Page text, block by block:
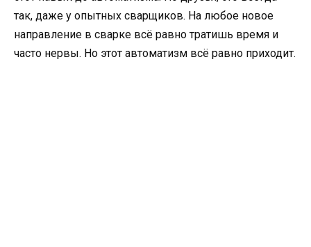
так, даже у опытных сварщиков. На любое новое
направление в сварке всё равно тратишь время и
часто нервы. Но этот автоматизм всё равно приходит.